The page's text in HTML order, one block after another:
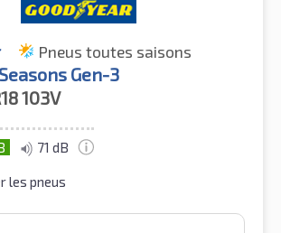
Pneus toutes saisons
Gen-3
103V
71 dB
les pneus